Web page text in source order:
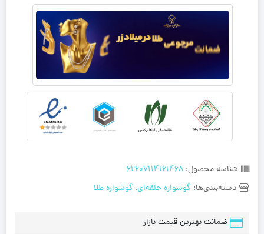
شناسه محصول: 62607114161468
دسته‌بندی‌ها: گوشواره حلقه‌ای, گوشواره طلا
ضمانت بهترین قیمت بازار